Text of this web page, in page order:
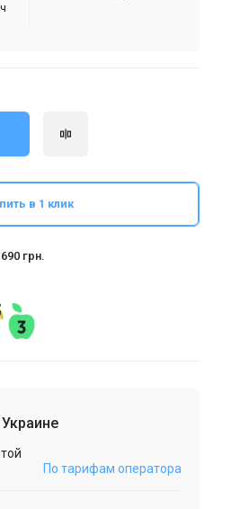
в 1 клик
грн.
По тарифам оператора